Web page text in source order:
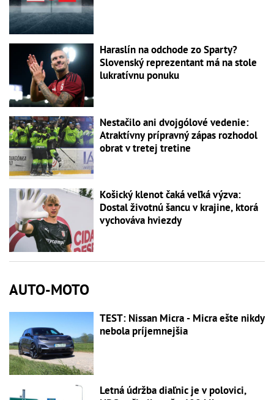
Haraslín na odchode zo Sparty?
Slovenský reprezentant má na stole
lukratívnu ponuku
Nestačilo ani dvojgólové vedenie:
Atraktívny prípravný zápas rozhodol
obrat v tretej tretine
Košický klenot čaká veľká výzva:
Dostal životnú šancu v krajine, ktorá
vychováva hviezdy
AUTO-MOTO
TEST: Nissan Micra - Micra ešte nikdy
nebola príjemnejšia
Letná údržba diaľnic je v polovici,